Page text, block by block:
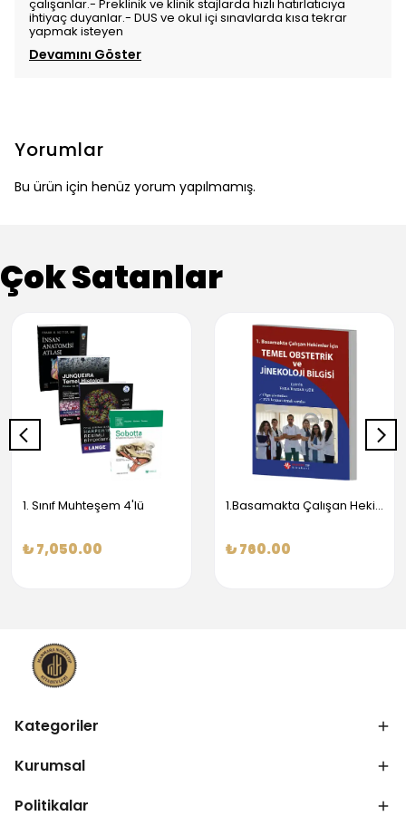
çalışanlar.- Preklinik ve klinik stajlarda hızlı hatırlatıcıya
ihtiyaç duyanlar.- DUS ve okul içi sınavlarda kısa tekrar
yapmak isteyen
Devamını Göster
Yorumlar
Bu ürün için henüz yorum yapılmamış.
Çok Satanlar
1. Sınıf Muhteşem 4'lü
₺ 7,050.00
1.Basamakta Çalışan Hekimler İçin Temel Obstetrik Ve Jinekoloji Bilgisi
₺ 760.00
Kategoriler
Kurumsal
Politikalar